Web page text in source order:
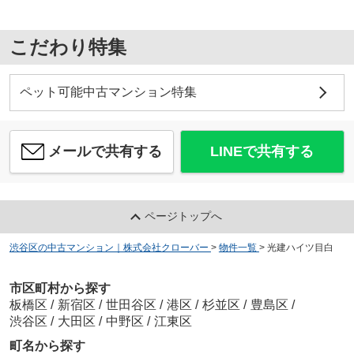
こだわり特集
ペット可能中古マンション特集
メールで共有する LINEで共有する
ページトップへ
渋谷区の中古マンション｜株式会社クローバー > 物件一覧 > 光建ハイツ目白
市区町村から探す
板橋区 / 新宿区 / 世田谷区 / 港区 / 杉並区 / 豊島区 /
渋谷区 / 大田区 / 中野区 / 江東区
町名から探す